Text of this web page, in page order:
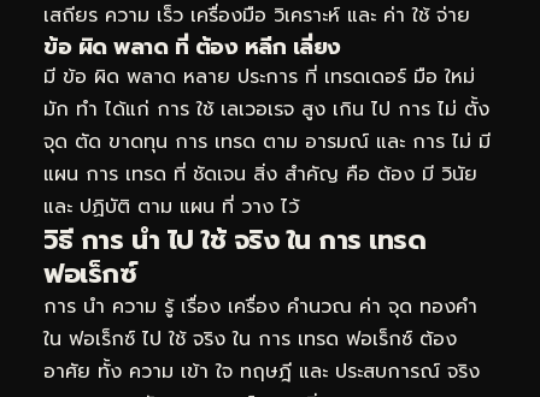
เสถียร ความ เร็ว เครื่องมือ วิเคราะห์ และ ค่า ใช้ จ่าย
ข้อ ผิด พลาด ที่ ต้อง หลีก เลี่ยง
มี ข้อ ผิด พลาด หลาย ประการ ที่ เทรดเดอร์ มือ ใหม่
มัก ทำ ได้แก่ การ ใช้ เลเวอเรจ สูง เกิน ไป การ ไม่ ตั้ง
จุด ตัด ขาดทุน การ เทรด ตาม อารมณ์ และ การ ไม่ มี
แผน การ เทรด ที่ ชัดเจน สิ่ง สำคัญ คือ ต้อง มี วินัย
และ ปฏิบัติ ตาม แผน ที่ วาง ไว้
วิธี การ นำ ไป ใช้ จริง ใน การ เทรด
ฟอเร็กซ์
การ นำ ความ รู้ เรื่อง เครื่อง คำนวณ ค่า จุด ทองคำ
ใน ฟอเร็กซ์ ไป ใช้ จริง ใน การ เทรด ฟอเร็กซ์ ต้อง
อาศัย ทั้ง ความ เข้า ใจ ทฤษฎี และ ประสบการณ์ จริง